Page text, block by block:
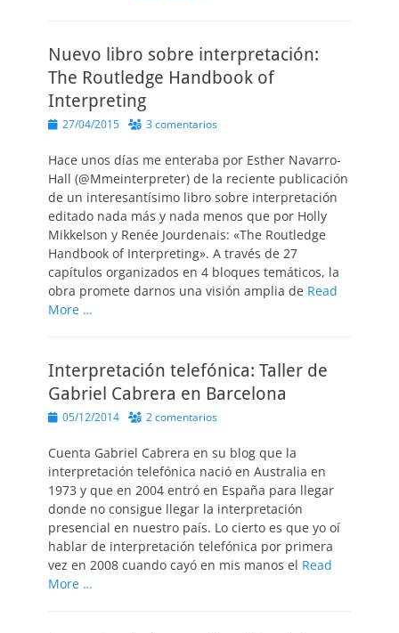
Nuevo libro sobre interpretación:
The Routledge Handbook of
Interpreting
Publicado
27/04/2015 3 comentarios
Hace unos días me enteraba por Esther Navarro-
Hall (@Mmeinterpreter) de la reciente publicación
de un interesantísimo libro sobre interpretación
editado nada más y nada menos que por Holly
Mikkelson y Renée Jourdenais: «The Routledge
Handbook of Interpreting». A través de 27
capítulos organizados en 4 bloques temáticos, la
obra promete darnos una visión amplia de Read
More …
Interpretación telefónica: Taller de
Gabriel Cabrera en Barcelona
Publicado
05/12/2014 2 comentarios
Cuenta Gabriel Cabrera en su blog que la
interpretación telefónica nació en Australia en
1973 y que en 2004 entró en España para llegar
donde no consigue llegar la interpretación
presencial en nuestro país. Lo cierto es que yo oí
hablar de interpretación telefónica por primera
vez en 2008 cuando cayó en mis manos el Read
More …